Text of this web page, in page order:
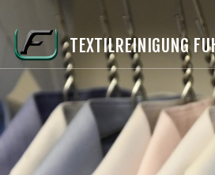
TEXTILREINIGUNG